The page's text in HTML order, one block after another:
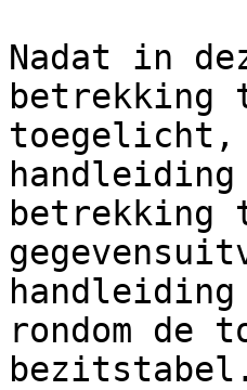
Nadat in
betrekking
toegelicht,
betrekking
rondom de